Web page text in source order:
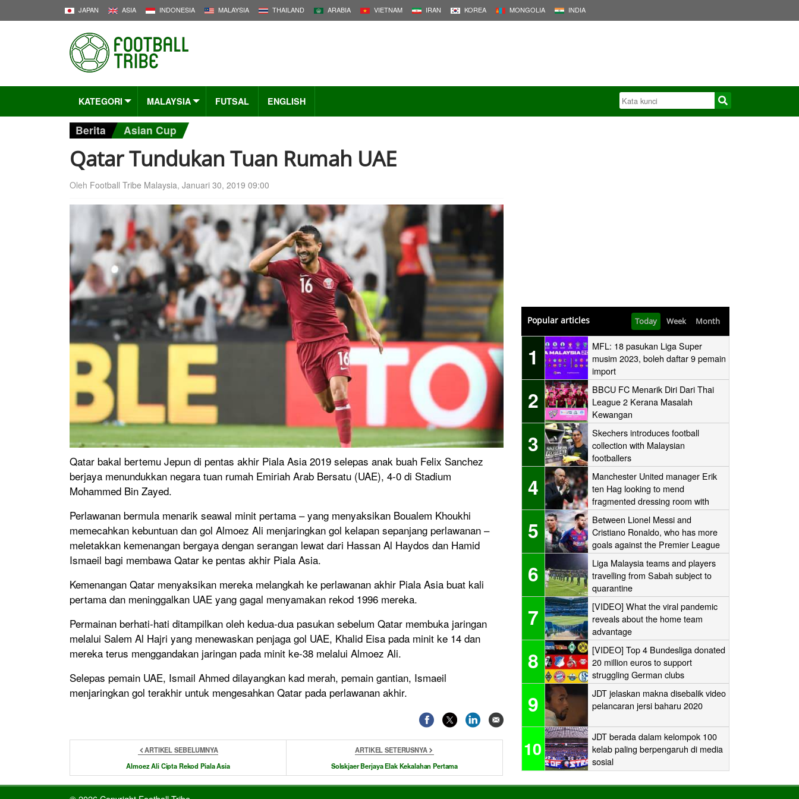
JAPAN ASIA INDONESIA MALAYSIA THAILAND ARABIA VIETNAM IRAN KOREA MONGOLIA INDIA
KATEGORI MALAYSIA FUTSAL ENGLISH
Berita Asian Cup
Qatar Tundukan Tuan Rumah UAE
Oleh Football Tribe Malaysia, Januari 30, 2019 09:00
Qatar bakal bertemu Jepun di pentas akhir Piala Asia 2019 selepas anak buah Felix Sanchez
berjaya menundukkan negara tuan rumah Emiriah Arab Bersatu (UAE), 4-0 di Stadium
Mohammed Bin Zayed.
Perlawanan bermula menarik seawal minit pertama – yang menyaksikan Boualem Khoukhi
memecahkan kebuntuan dan gol Almoez Ali menjaringkan gol kelapan sepanjang perlawanan –
meletakkan kemenangan bergaya dengan serangan lewat dari Hassan Al Haydos dan Hamid
Ismaeil bagi membawa Qatar ke pentas akhir Piala Asia.
Kemenangan Qatar menyaksikan mereka melangkah ke perlawanan akhir Piala Asia buat kali
pertama dan meninggalkan UAE yang gagal menyamakan rekod 1996 mereka.
Permainan berhati-hati ditampilkan oleh kedua-dua pasukan sebelum Qatar membuka jaringan
melalui Salem Al Hajri yang menewaskan penjaga gol UAE, Khalid Eisa pada minit ke 14 dan
mereka terus menggandakan jaringan pada minit ke-38 melalui Almoez Ali.
Selepas pemain UAE, Ismail Ahmed dilayangkan kad merah, pemain gantian, Ismaeil
menjaringkan gol terakhir untuk mengesahkan Qatar pada perlawanan akhir.
ARTIKEL SEBELUMNYA
Almoez Ali Cipta Rekod Piala Asia
ARTIKEL SETERUSNYA
Solskjaer Berjaya Elak Kekalahan Pertama
Popular articles Today Week Month
1
MFL: 18 pasukan Liga Super
musim 2023, boleh daftar 9 pemain
import
2
BBCU FC Menarik Diri Dari Thai
League 2 Kerana Masalah
Kewangan
3
Skechers introduces football
collection with Malaysian
footballers
4
Manchester United manager Erik
ten Hag looking to mend
fragmented dressing room with
one-to-one sessions with his
players
5
Between Lionel Messi and
Cristiano Ronaldo, who has more
goals against the Premier League
‘Big Six’?
6
Liga Malaysia teams and players
travelling from Sabah subject to
quarantine
7
[VIDEO] What the viral pandemic
reveals about the home team
advantage
8
[VIDEO] Top 4 Bundesliga donated
20 million euros to support
struggling German clubs
9
JDT jelaskan makna disebalik video
pelancaran jersi baharu 2020
10
JDT berada dalam kelompok 100
kelab paling berpengaruh di media
sosial